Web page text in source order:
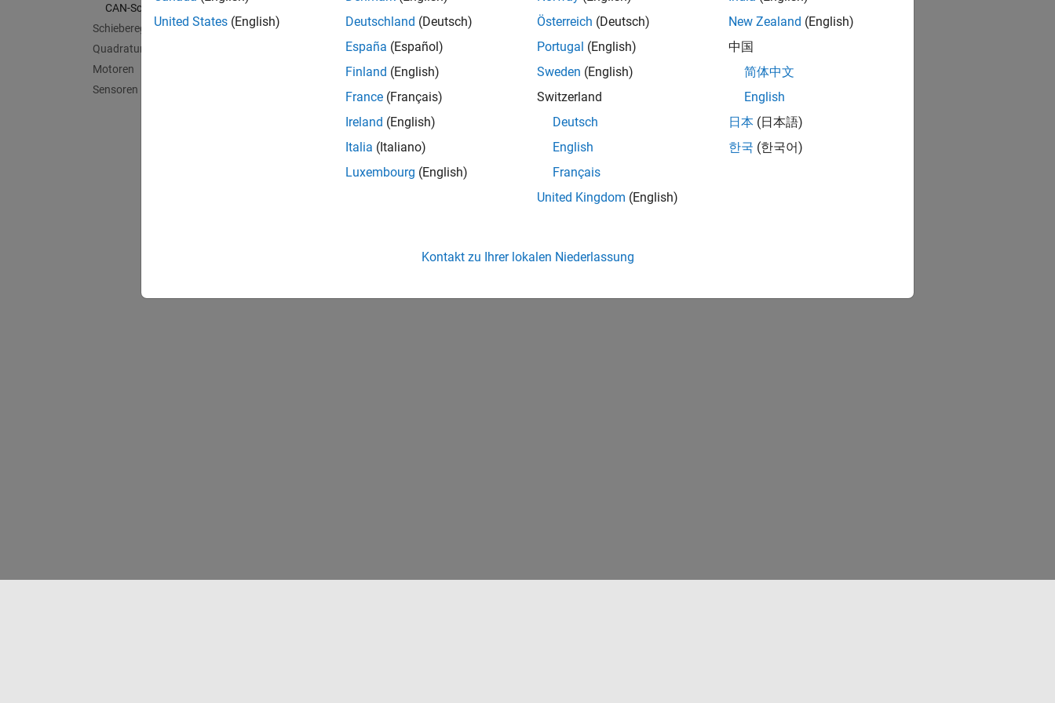
CAN-Schnittstelle
Schieberegister
Quadratur-Encoder
Motoren
Sensoren
CAN-Schnittstelle
Lesen und Schreiben von CAN-Meldungen an CAN-Shield-Platinen auf Arduino-Hardware
How useful was this information?
United States (English)
Deutschland (Deutsch)
España (Español)
Finland (English)
France (Français)
Ireland (English)
Italia (Italiano)
Luxembourg (English)
Österreich (Deutsch)
Portugal (English)
Sweden (English)
Switzerland
Deutsch
English
Français
United Kingdom (English)
New Zealand (English)
中国
简体中文
English
日本 (日本語)
한국 (한국어)
Kontakt zu Ihrer lokalen Niederlassung